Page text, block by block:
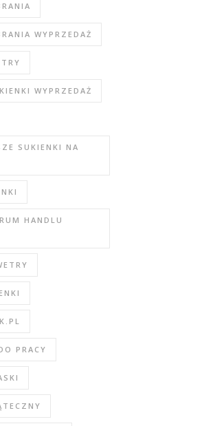
WYPRZEDAŻ
WYPRZEDAŻ
SUKIENKI NA
HANDLU
PRACY